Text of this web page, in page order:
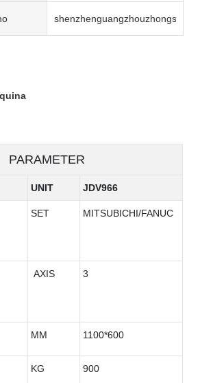
shenzhenguangzhouzhongshan
PARAMETER
UNIT JDV966
SET MITSUBICHI/FANUC
AXIS 3
MM 1100*600
KG 900